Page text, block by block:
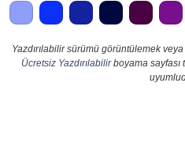
Yazdırılabilir sürümü görüntülemek
Ücretsiz Yazdırılabilirboyama sayfası